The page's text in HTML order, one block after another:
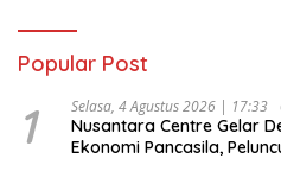
Popular Post
1 Selasa, 4 Agustus 2026 | 17:33
Nusantara Centre Gelar
Ekonomi Pancasila,